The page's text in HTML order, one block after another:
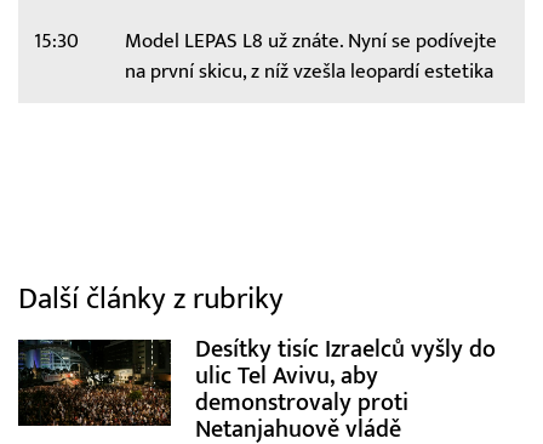
15:30
Model LEPAS L8 už znáte. Nyní se podívejte
na první skicu, z níž vzešla leopardí estetika
Další články z rubriky
Desítky tisíc Izraelců vyšly do
ulic Tel Avivu, aby
demonstrovaly proti
Netanjahuově vládě